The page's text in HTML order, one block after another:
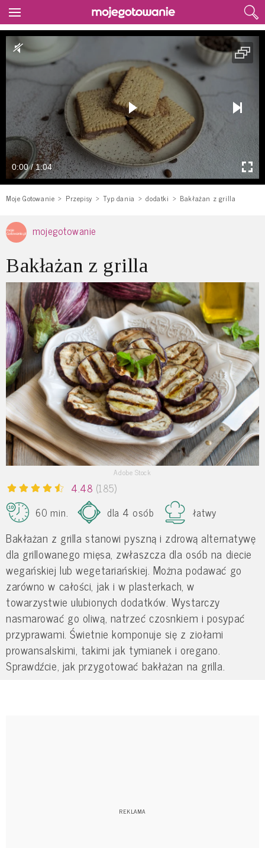
0:00 / 1:04
Moje Gotowanie Przepisy Typ dania dodatki Bakłażan z grilla
mojegotowanie
Bakłażan z grilla
Adobe Stock
4.48 (185)
60 min.
dla 4 osób łatwy
Bakłażan z grilla stanowi pyszną i zdrową alternatywę
dla grillowanego mięsa, zwłaszcza dla osób na diecie
wegańskiej lub wegetariańskiej. Można podawać go
zarówno w całości, jak i w plasterkach, w
towarzystwie ulubionych dodatków. Wystarczy
nasmarować go oliwą, natrzeć czosnkiem i posypać
przyprawami. Świetnie komponuje się z ziołami
prowansalskimi, takimi jak tymianek i oregano.
Sprawdźcie, jak przygotować bakłażan na grilla.